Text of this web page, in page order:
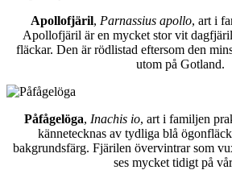
Apollofjäril, Parnassius apollo, art i
Apollofjäril är en mycket stor vit
fläckar. Den är rödlistad eftersom den
utom på Gotland.
Påfågelöga, Inachis io, art i familjen
kännetecknas av tydliga blå
bakgrundsfärg. Fjärilen övervintrar som
ses mycket tidigt på